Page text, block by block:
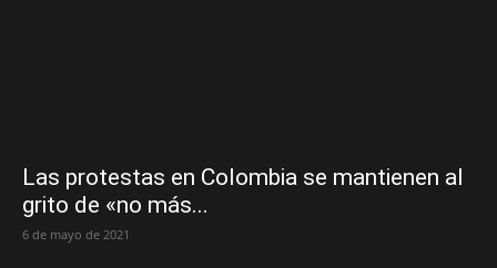
Las protestas en Colombia se mantienen al
grito de «no más...
6 de mayo de 2021